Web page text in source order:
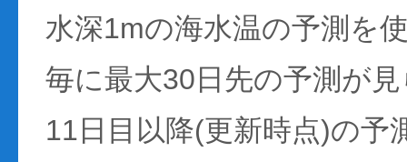
水深1mの海水温の予測を
毎に最大30日先の予測が
11日目以降(更新時点)の予